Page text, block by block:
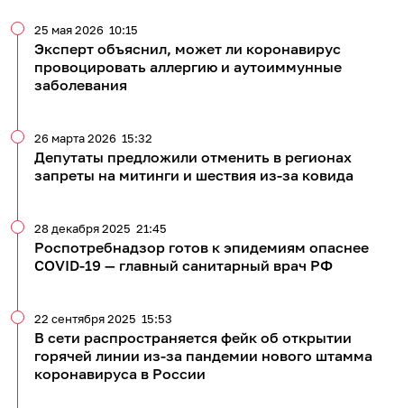
Эксперт объяснил, может ли коронавирус
провоцировать аллергию и аутоиммунные
заболевания
25 мая 2026 10:15
Депутаты предложили отменить в регионах
запреты на митинги и шествия из-за ковида
26 марта 2026 15:32
Роспотребнадзор готов к эпидемиям опаснее
COVID-19 — главный санитарный врач РФ
28 декабря 2025 21:45
В сети распространяется фейк об открытии
горячей линии из-за пандемии нового штамма
коронавируса в России
22 сентября 2025 15:53